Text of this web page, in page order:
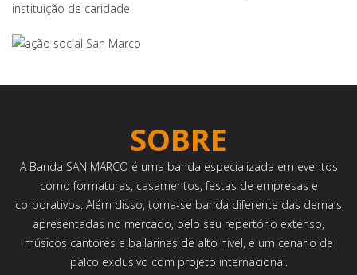
instituição de caridade
SOBRE
A Banda SAN MARCO é uma banda especializada em eventos
como formaturas, casamentos, festas de empresas e
corporativos. Além disso, torna-se banda diferente das demais
apresentadas no mercado, pelo seu repertório extenso,
músicos cantores e bailarinas de alto nivel, e um cenario de
palco exclusivo com projeto internacional.